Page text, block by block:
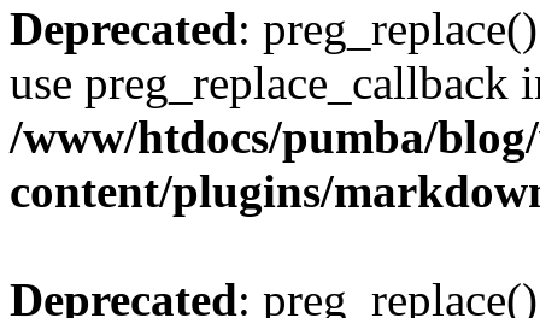
Deprecated:
use preg_replace_callback
/www/htdocs/pumba/
content/plugins/
Deprecated: